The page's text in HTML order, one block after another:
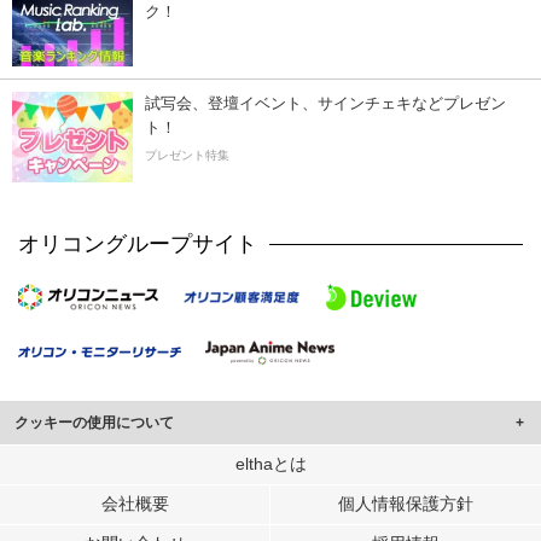
ク！
試写会、登壇イベント、サインチェキなどプレゼン
ト！
プレゼント特集
オリコングループサイト
クッキーの使用について
このサイトでは Cookie を使用して、ユーザーに合わせたコンテンツや広告の
行っています。
elthaとは
会社概要 個人情報保護方針